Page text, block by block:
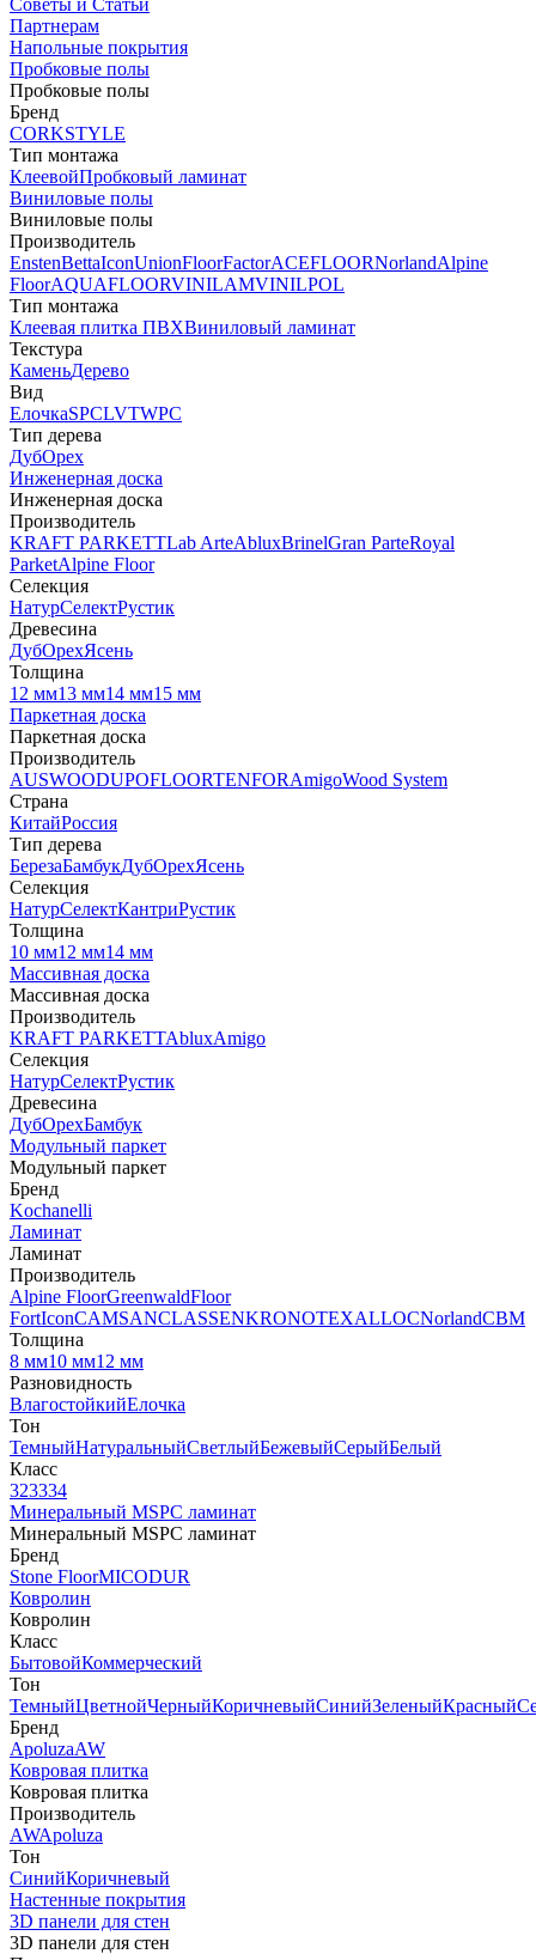
Советы и Статьи
Партнерам
Напольные покрытия
Пробковые полы
Пробковые полы
Бренд
CORKSTYLE
Тип монтажа
КлеевойПробковый ламинат
Виниловые полы
Виниловые полы
Производитель
EnstenBettaIconUnionFloorFactorACEFLOORNorlandAlpine
FloorAQUAFLOORVINILAMVINILPOL
Тип монтажа
Клеевая плитка ПВХВиниловый ламинат
Текстура
КаменьДерево
Вид
ЕлочкаSPCLVTWPC
Тип дерева
ДубОрех
Инженерная доска
Инженерная доска
Производитель
KRAFT PARKETTLab ArteAbluxBrinelGran ParteRoyal
ParketAlpine Floor
Селекция
НатурСелектРустик
Древесина
ДубОрехЯсень
Толщина
12 мм13 мм14 мм15 мм
Паркетная доска
Паркетная доска
Производитель
AUSWOODUPOFLOORTENFORAmigoWood System
Страна
КитайРоссия
Тип дерева
БерезаБамбукДубОрехЯсень
Селекция
НатурСелектКантриРустик
Толщина
10 мм12 мм14 мм
Массивная доска
Массивная доска
Производитель
KRAFT PARKETTAbluxAmigo
Селекция
НатурСелектРустик
Древесина
ДубОрехБамбук
Модульный паркет
Модульный паркет
Бренд
Kochanelli
Ламинат
Ламинат
Производитель
Alpine FloorGreenwaldFloor
FortIconCAMSANCLASSENKRONOTEXALLOCNorlandCBM
Толщина
8 мм10 мм12 мм
Разновидность
ВлагостойкийЕлочка
Тон
ТемныйНатуральныйСветлыйБежевыйСерыйБелый
Класс
323334
Минеральный MSPC ламинат
Минеральный MSPC ламинат
Бренд
Stone FloorMICODUR
Ковролин
Ковролин
Класс
БытовойКоммерческий
Тон
ТемныйЦветнойЧерныйКоричневыйСинийЗеленыйКрасный
Бренд
ApoluzaAW
Ковровая плитка
Ковровая плитка
Производитель
AWApoluza
Тон
СинийКоричневый
Настенные покрытия
3D панели для стен
3D панели для стен